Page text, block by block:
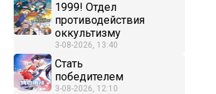
1999! Отдел
противодействия
оккультизму
3-08-2026, 13:40
Стать
победителем
3-08-2026, 12:10